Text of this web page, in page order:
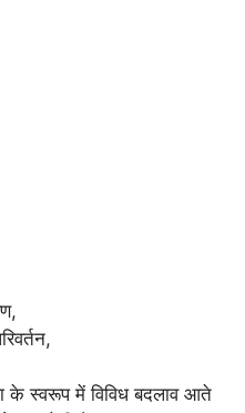
के स्वरूप में विविध बदलाव आते